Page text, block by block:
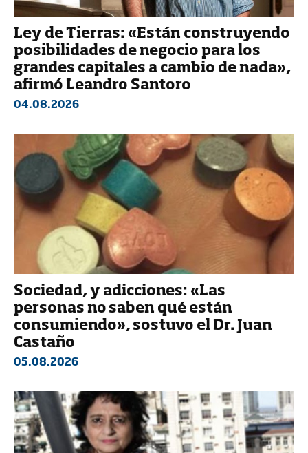
Ley de Tierras: «Están construyendo
posibilidades de negocio para los
grandes capitales a cambio de nada»,
afirmó Leandro Santoro
04.08.2026
Sociedad, y adicciones: «Las
personas no saben qué están
consumiendo», sostuvo el Dr. Juan
Castaño
05.08.2026